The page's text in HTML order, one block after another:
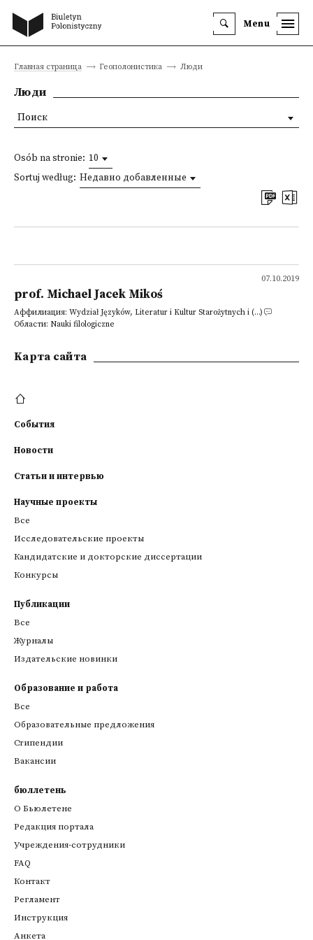
Menu
Главная страница Геополонистика Люди
Люди
Osób na stronie: 10
Sortuj według: Недавно добавленные
07.10.2019
prof. Michael Jacek Mikoś
Аффилиация: Wydział Języków, Literatur i Kultur Starożytnych i (...)
Области: Nauki filologiczne
Поиск
Kарта сайта
События
Новости
Статьи и интервью
Научные проекты
Все
Исследовательские проекты
Кандидатские и докторские диссертации
Конкурсы
Публикации
Все
Журналы
Издательские новинки
Образование и работа
Все
Образовательные предложения
Стипендии
Вакансии
бюллетень
О Бьюлетене
Редакция портала
Учреждения-сотрудники
FAQ
Контакт
Регламент
Инструкция
Анкета